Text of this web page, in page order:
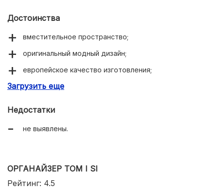
Достоинства
вместительное пространство;
оригинальный модный дизайн;
европейское качество изготовления;
надежная фиксация на кроватке;
Загрузить еще
Недостатки
не выявлены.
ОРГАНАЙЗЕР TOM I SI
Рейтинг: 4.5